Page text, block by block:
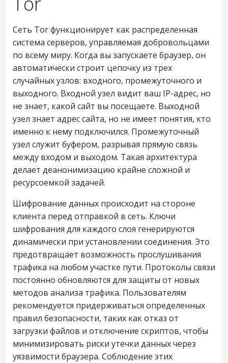
Сеть Tor функционирует как распределенная
система серверов, управляемая добровольцами
по всему миру. Когда вы запускаете браузер, он
автоматически строит цепочку из трех
случайных узлов: входного, промежуточного и
выходного. Входной узел видит ваш IP-адрес, но
не знает, какой сайт вы посещаете. Выходной
узел знает адрес сайта, но не имеет понятия, кто
именно к нему подключился. Промежуточный
узел служит буфером, разрывая прямую связь
между входом и выходом. Такая архитектура
делает деанонимизацию крайне сложной и
ресурсоемкой задачей.
Шифрование данных происходит на стороне
клиента перед отправкой в сеть. Ключи
шифрования для каждого слоя генерируются
динамически при установлении соединения. Это
предотвращает возможность прослушивания
трафика на любом участке пути. Протоколы связи
постоянно обновляются для защиты от новых
методов анализа трафика. Пользователям
рекомендуется придерживаться определенных
правил безопасности, таких как отказ от
загрузки файлов и отключение скриптов, чтобы
минимизировать риски утечки данных через
уязвимости браузера. Соблюдение этих